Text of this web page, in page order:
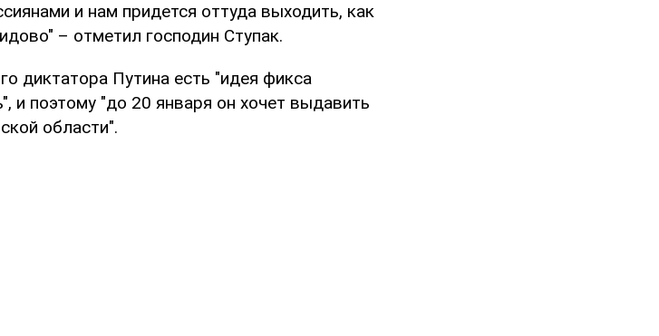
и нам придется оттуда выходить, как
– отметил господин Ступак.
диктатора Путина есть "идея фикса
и поэтому "до 20 января он хочет выдавить
области".